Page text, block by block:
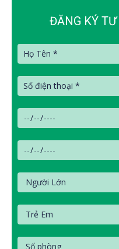
ĐĂNG KÝ